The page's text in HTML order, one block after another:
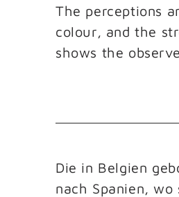
The perceptions
colour, and the
shows the
Die in Belgien
nach Spanien,